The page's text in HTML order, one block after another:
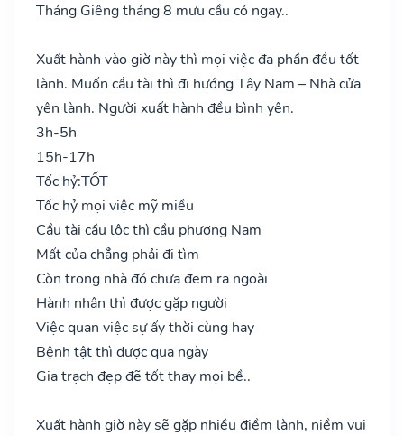
Tháng Giêng tháng 8 mưu cầu có ngay..
Xuất hành vào giờ này thì mọi việc đa phần đều tốt
lành. Muốn cầu tài thì đi hướng Tây Nam – Nhà cửa
yên lành. Người xuất hành đều bình yên.
3h-5h
15h-17h
Tốc hỷ:TỐT
Tốc hỷ mọi việc mỹ miều
Cầu tài cầu lộc thì cầu phương Nam
Mất của chẳng phải đi tìm
Còn trong nhà đó chưa đem ra ngoài
Hành nhân thì được gặp người
Việc quan việc sự ấy thời cùng hay
Bệnh tật thì được qua ngày
Gia trạch đẹp đẽ tốt thay mọi bề..
Xuất hành giờ này sẽ gặp nhiều điềm lành, niềm vui